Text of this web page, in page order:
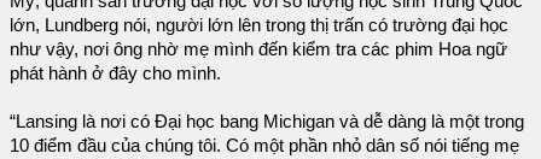
lớn, Lundberg nói, người lớn lên trong thị trấn có trường đại học
như vậy, nơi ông nhờ mẹ mình đến kiểm tra các phim Hoa ngữ
phát hành ở đây cho mình.
“Lansing là nơi có Đại học bang Michigan và dễ dàng là một trong
10 điểm đầu của chúng tôi. Có một phần nhỏ dân số nói tiếng mẹ